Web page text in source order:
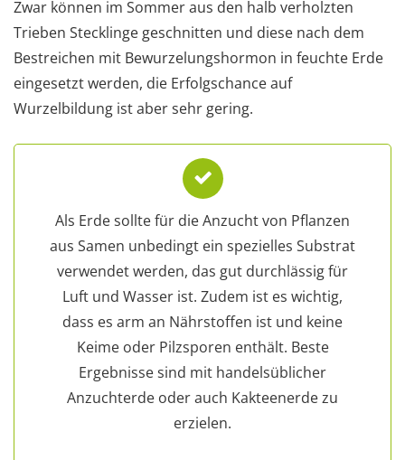
Zwar können im Sommer aus den halb verholzten
Trieben Stecklinge geschnitten und diese nach dem
Bestreichen mit Bewurzelungshormon in feuchte Erde
eingesetzt werden, die Erfolgschance auf
Wurzelbildung ist aber sehr gering.
Als Erde sollte für die Anzucht von Pflanzen
aus Samen unbedingt ein spezielles Substrat
verwendet werden, das gut durchlässig für
Luft und Wasser ist. Zudem ist es wichtig,
dass es arm an Nährstoffen ist und keine
Keime oder Pilzsporen enthält. Beste
Ergebnisse sind mit handelsüblicher
Anzuchterde oder auch Kakteenerde zu
erzielen.